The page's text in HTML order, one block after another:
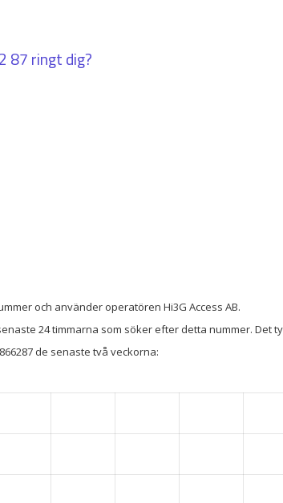
87ringt dig?
och använder operatören Hi3G Access AB.
24 timmarna som söker efter detta nummer.
de senaste två veckorna: